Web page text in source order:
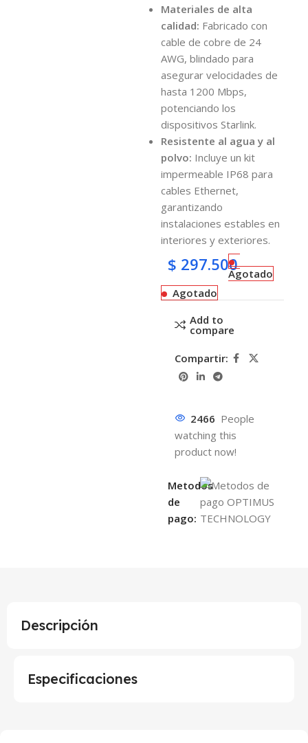
Materiales de alta
calidad: Fabricado con
cable de cobre de 24
AWG, blindado para
asegurar velocidades de
hasta 1200 Mbps,
potenciando los
dispositivos Starlink.
Resistente al agua y al
polvo: Incluye un kit
impermeable IP68 para
cables Ethernet,
garantizando
instalaciones estables en
interiores y exteriores.
$ 297.500Agotado
Agotado
Add to
compare
Compartir:
2466 People
watching this
product now!
Metodos
de
pago:
Descripción
Especificaciones